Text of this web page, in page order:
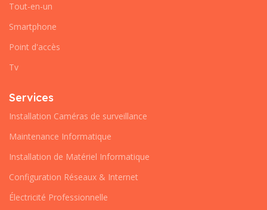
Tout-en-un
Smartphone
Point d'accès
Tv
Services
Installation Caméras de surveillance
Maintenance Informatique
Installation de Matériel Informatique
Configuration Réseaux & Internet
Électricité Professionnelle